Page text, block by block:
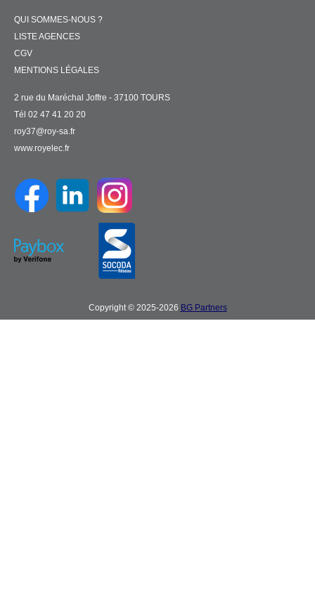
QUI SOMMES-NOUS ?
LISTE AGENCES
CGV
MENTIONS LÉGALES
2 rue du Maréchal Joffre - 37100 TOURS
Tél 02 47 41 20 20
roy37@roy-sa.fr
www.royelec.fr
Copyright © 2025-2026 BG Partners